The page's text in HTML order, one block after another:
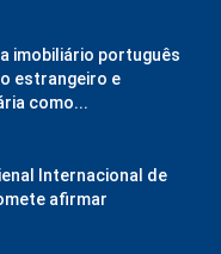
imobiliário português
estrangeiro e
como...
Internacional de
afirmar